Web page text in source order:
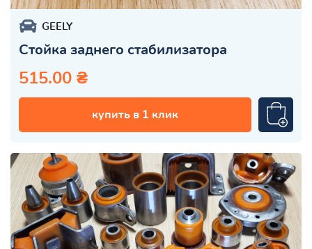
GEELY
Стойка заднего стабилизатора
515.00 ₴
купить в 1 клик